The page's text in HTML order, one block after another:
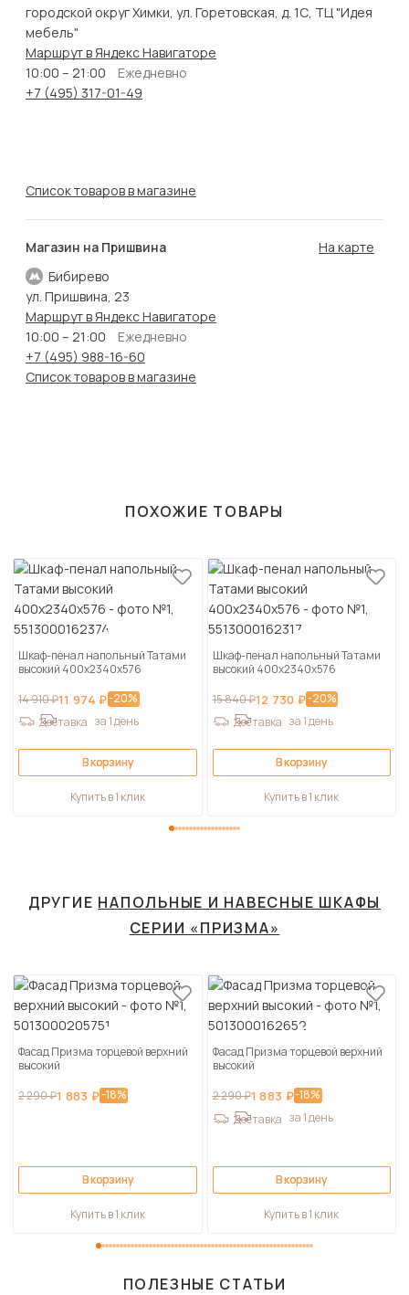
городской округ Химки, ул. Горетовская, д. 1С, ТЦ "Идея
мебель"
Маршрут в Яндекс Навигаторе
10:00 – 21:00
Ежедневно
+7 (495) 317-01-49
Список товаров в магазине
Магазин на Пришвина
Бибирево
На карте
ул. Пришвина, 23
Маршрут в Яндекс Навигаторе
10:00 – 21:00
Ежедневно
+7 (495) 988-16-60
Список товаров в магазине
ПОХОЖИЕ ТОВАРЫ
Шкаф-пенал напольный Татами
высокий 400х2340х576
14 910 ₽11 974 ₽-20%
Доставка за 1 день
В корзину
Купить в 1 клик
Шкаф-пенал напольный Татами
высокий 400х2340х576
15 840 ₽12 730 ₽-20%
Доставка за 1 день
В корзину
Купить в 1 клик
ДРУГИЕ НАПОЛЬНЫЕ И НАВЕСНЫЕ ШКАФЫ
СЕРИИ «ПРИЗМА»
Фасад Призма торцевой верхний
высокий
2 290 ₽1 883 ₽-18%
В корзину
Купить в 1 клик
Фасад Призма торцевой верхний
высокий
2 290 ₽1 883 ₽-18%
Доставка за 1 день
В корзину
Купить в 1 клик
ПОЛЕЗНЫЕ СТАТЬИ